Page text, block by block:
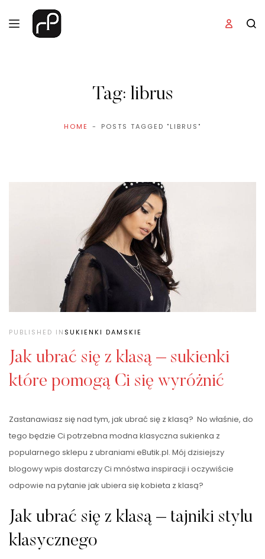
Tag: librus
HOME POSTS TAGGED "LIBRUS"
PUBLISHED IN SUKIENKI DAMSKIE
Jak ubrać się z klasą – sukienki
które pomogą Ci się wyróżnić
Zastanawiasz się nad tym, jak ubrać się z klasą? No właśnie, do
tego będzie Ci potrzebna modna klasyczna sukienka z
popularnego sklepu z ubraniami eButik.pl. Mój dzisiejszy
blogowy wpis dostarczy Ci mnóstwa inspiracji i oczywiście
odpowie na pytanie jak ubiera się kobieta z klasą?
Jak ubrać się z klasą – tajniki stylu
klasycznego